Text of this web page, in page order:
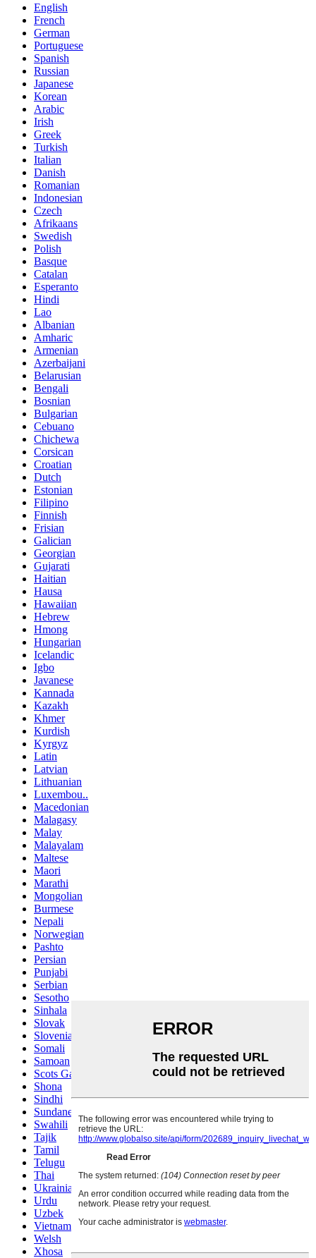
English
French
German
Portuguese
Spanish
Russian
Japanese
Korean
Arabic
Irish
Greek
Turkish
Italian
Danish
Romanian
Indonesian
Czech
Afrikaans
Swedish
Polish
Basque
Catalan
Esperanto
Hindi
Lao
Albanian
Amharic
Armenian
Azerbaijani
Belarusian
Bengali
Bosnian
Bulgarian
Cebuano
Chichewa
Corsican
Croatian
Dutch
Estonian
Filipino
Finnish
Frisian
Galician
Georgian
Gujarati
Haitian
Hausa
Hawaiian
Hebrew
Hmong
Hungarian
Icelandic
Igbo
Javanese
Kannada
Kazakh
Khmer
Kurdish
Kyrgyz
Latin
Latvian
Lithuanian
Luxembou..
Macedonian
Malagasy
Malay
Malayalam
Maltese
Maori
Marathi
Mongolian
Burmese
Nepali
Norwegian
Pashto
Persian
Punjabi
Serbian
Sesotho
Sinhala
Slovak
Slovenian
Somali
Samoan
Scots Gaelic
Shona
Sindhi
Sundanese
Swahili
Tajik
Tamil
Telugu
Thai
Ukrainian
Urdu
Uzbek
Vietnamese
Welsh
Xhosa